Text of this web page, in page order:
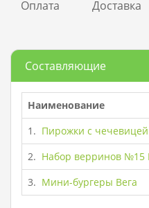
Составляющие
Наименование
1. Пирожки с чечевицей
2. Набор верринов №15
3. Мини-бургеры Вега
Оплата Доставка